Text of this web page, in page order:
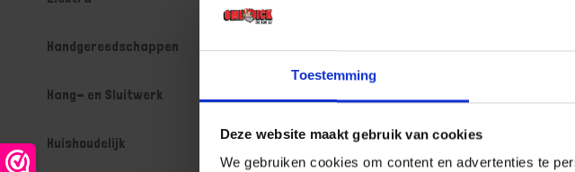
Toestemming
Deze website maakt gebruik van cookies
We gebruiken cookies om content en advertenties te
Handgereedschappen
Hang- en Sluitwerk
Huishoudelijk